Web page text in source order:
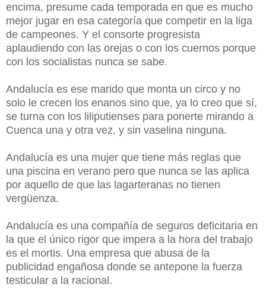
encima, presume cada temporada en que es mucho
mejor jugar en esa categoría que competir en la liga
de campeones. Y el consorte progresista
aplaudiendo con las orejas o con los cuernos porque
con los socialistas nunca se sabe.
Andalucía es ese marido que monta un circo y no
solo le crecen los enanos sino que, ya lo creo que sí,
se turna con los liliputienses para ponerte mirando a
Cuenca una y otra vez, y sin vaselina ninguna.
Andalucía es una mujer que tiene más reglas que
una piscina en verano pero que nunca se las aplica
por aquello de que las lagarteranas no tienen
vergüenza.
Andalucía es una compañía de seguros deficitaria en
la que el único rigor que impera a la hora del trabajo
es el mortis. Una empresa que abusa de la
publicidad engañosa donde se antepone la fuerza
testicular a la racional.